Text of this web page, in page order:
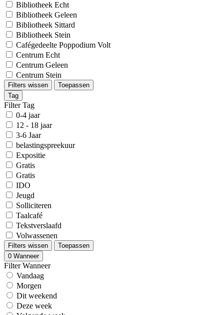
Bibliotheek Echt
Bibliotheek Geleen
Bibliotheek Sittard
Bibliotheek Stein
Cafégedeelte Poppodium Volt
Centrum Echt
Centrum Geleen
Centrum Stein
Filters wissen
Toepassen
Tag
Filter Tag
0-4 jaar
12 - 18 jaar
3-6 Jaar
belastingspreekuur
Expositie
Gratis
Gratis
IDO
Jeugd
Solliciteren
Taalcafé
Tekstverslaafd
Volwassenen
Filters wissen
Toepassen
0 Wanneer
Filter Wanneer
Vandaag
Morgen
Dit weekend
Deze week